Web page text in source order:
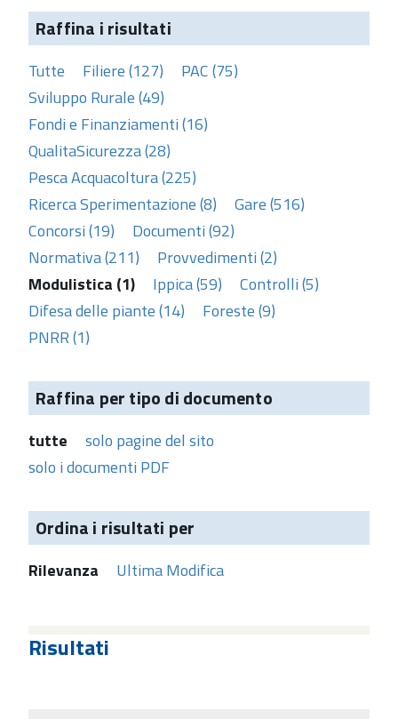
Raffina i risultati
Tutte Filiere (127)
PAC (75)
Sviluppo Rurale (49)
Fondi e Finanziamenti (16)
QualitaSicurezza (28)
Pesca Acquacoltura (225)
Ricerca Sperimentazione (8)
Gare (516)
Concorsi (19)
Documenti (92)
Normativa (211)
Provvedimenti (2)
Modulistica (1)
Ippica (59)
Controlli (5)
Difesa delle piante (14)
Foreste (9)
PNRR (1)
Raffina per tipo di documento
tutte
solo pagine del sito
solo i documenti PDF
Ordina i risultati per
Rilevanza Ultima Modifica
Risultati